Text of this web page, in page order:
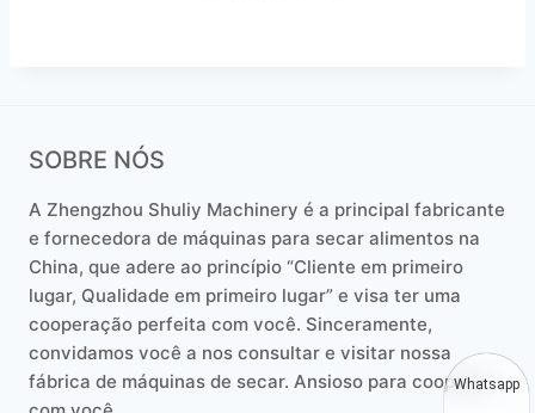
SOBRE NÓS
A Zhengzhou Shuliy Machinery é a principal fabricante
e fornecedora de máquinas para secar alimentos na
China, que adere ao princípio “Cliente em primeiro
lugar, Qualidade em primeiro lugar” e visa ter uma
cooperação perfeita com você. Sinceramente,
convidamos você a nos consultar e visitar nossa
fábrica de máquinas de secar. Ansioso para cooperar
Whatsapp